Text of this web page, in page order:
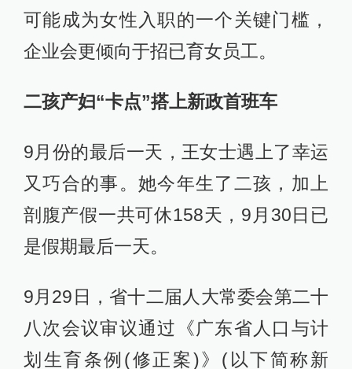
可能成为女性入职的一个关键门槛，
企业会更倾向于招已育女员工。
二孩产妇“卡点”搭上新政首班车
9月份的最后一天，王女士遇上了幸运
又巧合的事。她今年生了二孩，加上
剖腹产假一共可休158天，9月30日已
是假期最后一天。
9月29日，省十二届人大常委会第二十
八次会议审议通过《广东省人口与计
划生育条例(修正案)》(以下简称新